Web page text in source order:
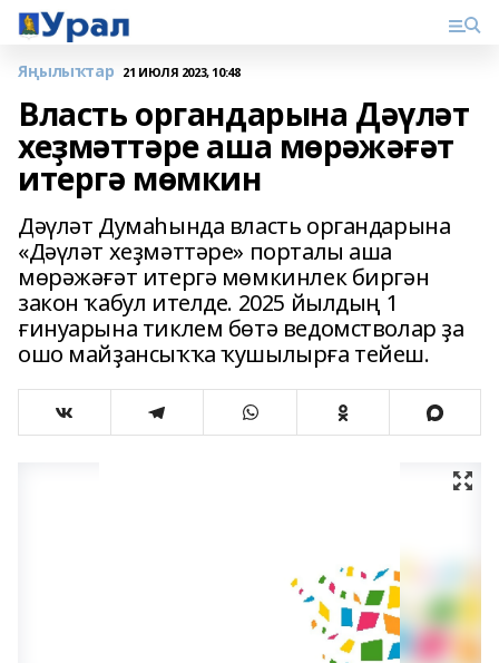
Яңылыҡтар 21 ИЮЛЯ 2023, 10:48
Власть органдарына Дәүләт
хеҙмәттәре аша мөрәжәғәт
итергә мөмкин
Дәүләт Думаһында власть органдарына
«Дәүләт хеҙмәттәре» порталы аша
мөрәжәғәт итергә мөмкинлек биргән
закон ҡабул ителде. 2025 йылдың 1
ғинуарына тиклем бөтә ведомстволар ҙа
ошо майҙансыҡҡа ҡушылырға тейеш.